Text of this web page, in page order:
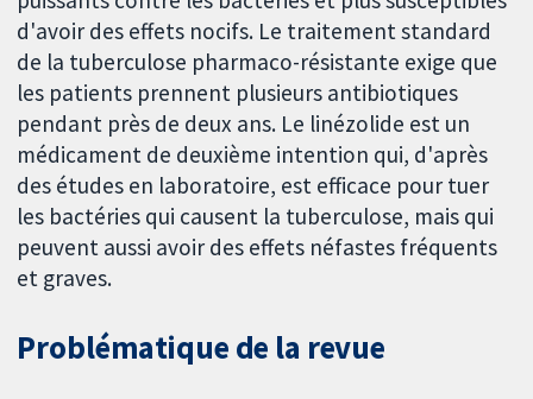
d'avoir des effets nocifs. Le traitement standard
de la tuberculose pharmaco-résistante exige que
les patients prennent plusieurs antibiotiques
pendant près de deux ans. Le linézolide est un
médicament de deuxième intention qui, d'après
des études en laboratoire, est efficace pour tuer
les bactéries qui causent la tuberculose, mais qui
peuvent aussi avoir des effets néfastes fréquents
et graves.
Problématique de la revue